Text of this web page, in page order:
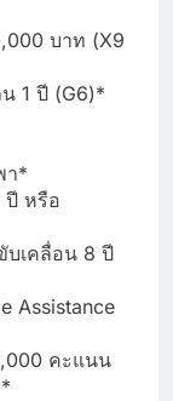
บาท (X9
1 ปี (G6)*
า*
หรือ
บเคลื่อน 8 ปี
Assistance
คะแนน